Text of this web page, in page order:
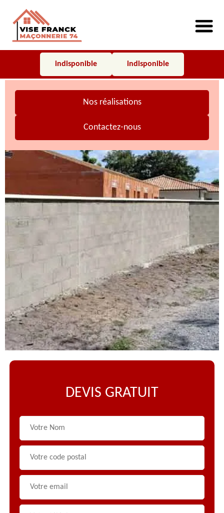
indisponible indisponible
Nos réalisations
Contactez-nous
DEVIS GRATUIT